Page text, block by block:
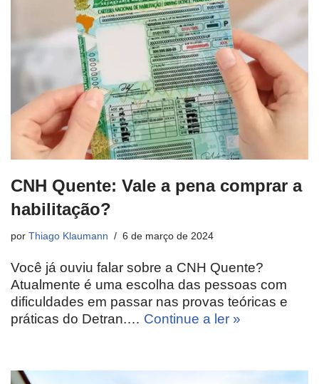
CNH Quente: Vale a pena comprar a
habilitação?
por Thiago Klaumann 6 de março de 2024
Você já ouviu falar sobre a CNH Quente?
Atualmente é uma escolha das pessoas com
dificuldades em passar nas provas teóricas e
práticas do Detran.… Continue a ler »